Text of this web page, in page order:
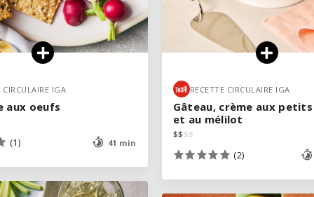
CIRCULAIRE IGA
aux oeufs
(1) 41 min
CIRCULAIRE IGA
aux oeufs
(1) 41 min
RECETTE CIRCULAIRE IGA
Gâteau, crème aux
et au mélilot
$$ $$
(2)
RECETTE CIRCULAIRE IGA
Gâteau, crème aux
et au mélilot
$$ $$
(2)